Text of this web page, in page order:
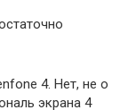
4. Нет, не о
экрана 4